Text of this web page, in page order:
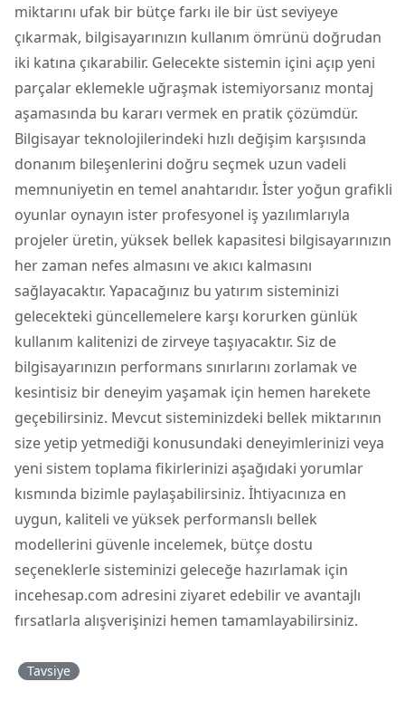
miktarını ufak bir bütçe farkı ile bir üst seviyeye
çıkarmak, bilgisayarınızın kullanım ömrünü doğrudan
iki katına çıkarabilir. Gelecekte sistemin içini açıp yeni
parçalar eklemekle uğraşmak istemiyorsanız montaj
aşamasında bu kararı vermek en pratik çözümdür.
Bilgisayar teknolojilerindeki hızlı değişim karşısında
donanım bileşenlerini doğru seçmek uzun vadeli
memnuniyetin en temel anahtarıdır. İster yoğun grafikli
oyunlar oynayın ister profesyonel iş yazılımlarıyla
projeler üretin, yüksek bellek kapasitesi bilgisayarınızın
her zaman nefes almasını ve akıcı kalmasını
sağlayacaktır. Yapacağınız bu yatırım sisteminizi
gelecekteki güncellemelere karşı korurken günlük
kullanım kalitenizi de zirveye taşıyacaktır. Siz de
bilgisayarınızın performans sınırlarını zorlamak ve
kesintisiz bir deneyim yaşamak için hemen harekete
geçebilirsiniz. Mevcut sisteminizdeki bellek miktarının
size yetip yetmediği konusundaki deneyimlerinizi veya
yeni sistem toplama fikirlerinizi aşağıdaki yorumlar
kısmında bizimle paylaşabilirsiniz. İhtiyacınıza en
uygun, kaliteli ve yüksek performanslı bellek
modellerini güvenle incelemek, bütçe dostu
seçeneklerle sisteminizi geleceğe hazırlamak için
incehesap.com adresini ziyaret edebilir ve avantajlı
fırsatlarla alışverişinizi hemen tamamlayabilirsiniz.
Tavsiye